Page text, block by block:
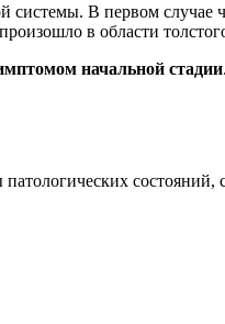
В первом
в области
начальной стадии